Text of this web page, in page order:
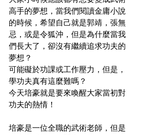
高手的夢想，當我們閱讀金庸小說
的時候，希望自己就是郭靖，張無
忌，或是令狐沖，但是為什麼當我
們長大了，卻沒有繼續追求功夫的
夢想？
可能礙於功課或工作壓力，但是，
學功夫真有這麼難嗎？
今天培豪就是要來喚醒大家當初對
功夫的熱情！
培豪是一位全職的武術老師，但是